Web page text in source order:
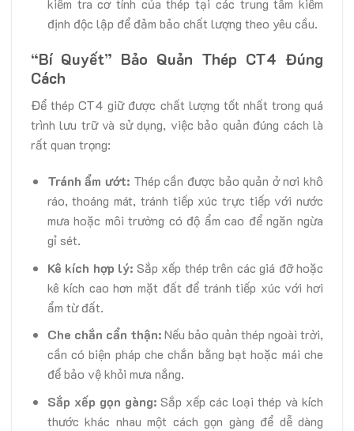
kiểm tra cơ tính của thép tại các trung tâm kiểm
định độc lập để đảm bảo chất lượng theo yêu cầu.
“Bí Quyết” Bảo Quản Thép CT4 Đúng
Cách
Để thép CT4 giữ được chất lượng tốt nhất trong quá
trình lưu trữ và sử dụng, việc bảo quản đúng cách là
rất quan trọng:
Tránh ẩm ướt: Thép cần được bảo quản ở nơi khô
ráo, thoáng mát, tránh tiếp xúc trực tiếp với nước
mưa hoặc môi trường có độ ẩm cao để ngăn ngừa
gỉ sét.
Kê kích hợp lý: Sắp xếp thép trên các giá đỡ hoặc
kê kích cao hơn mặt đất để tránh tiếp xúc với hơi
ẩm từ đất.
Che chắn cẩn thận:Nếu bảo quản thép ngoài trời,
cần có biện pháp che chắn bằng bạt hoặc mái che
để bảo vệ khỏi mưa nắng.
Sắp xếp gọn gàng:Sắp xếp các loại thép và kích
thước khác nhau một cách gọn gàng để dễ dàng